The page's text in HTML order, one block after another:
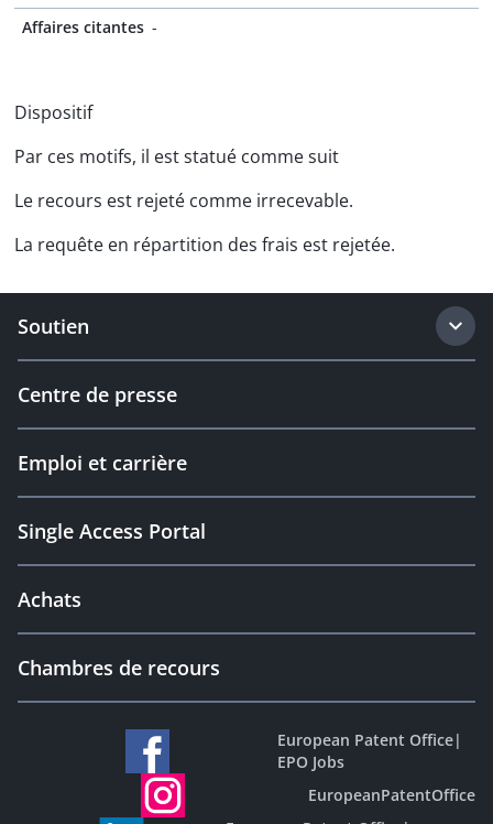
Affaires citantes -
Dispositif
Par ces motifs, il est statué comme suit
Le recours est rejeté comme irrecevable.
La requête en répartition des frais est rejetée.
Soutien
Centre de presse
Emploi et carrière
Single Access Portal
Achats
Chambres de recours
European Patent Office|
EPO Jobs
EuropeanPatentOffice